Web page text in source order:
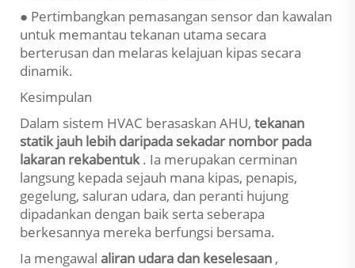
● Pertimbangkan pemasangan sensor dan kawalan
untuk memantau tekanan utama secara
berterusan dan melaras kelajuan kipas secara
dinamik.
Kesimpulan
Dalam sistem HVAC berasaskan AHU, tekanan
statik jauh lebih daripada sekadar nombor pada
lakaran rekabentuk. Ia merupakan cerminan
langsung kepada sejauh mana kipas, penapis,
gegelung, saluran udara, dan peranti hujung
dipadankan dengan baik serta seberapa
berkesannya mereka berfungsi bersama.
Ia mengawal aliran udara dan keselesaan ,